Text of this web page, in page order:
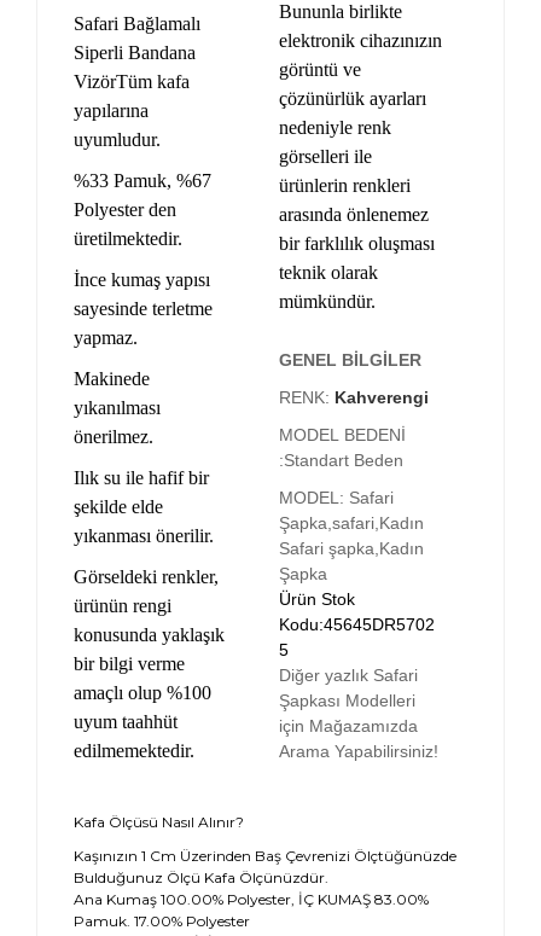
Safari Bağlamalı
Siperli Bandana
VizörTüm kafa
yapılarına
uyumludur.
%33 Pamuk, %67
Polyester den
üretilmektedir.
İnce kumaş yapısı
sayesinde terletme
yapmaz.
Makinede
yıkanılması
önerilmez.
Ilık su ile hafif bir
şekilde elde
yıkanması önerilir.
Görseldeki renkler,
ürünün rengi
konusunda yaklaşık
bir bilgi verme
amaçlı olup %100
uyum taahhüt
edilmemektedir.
Bununla birlikte
elektronik cihazınızın
görüntü ve
çözünürlük ayarları
nedeniyle renk
görselleri ile
ürünlerin renkleri
arasında önlenemez
bir farklılık oluşması
teknik olarak
mümkündür.
GENEL BİLGİLER
RENK: Kahverengi
MODEL BEDENİ
:Standart Beden
MODEL: Safari
Şapka,safari,Kadın
Safari şapka,Kadın
Şapka
Ürün Stok
Kodu:45645DR5702
5
Diğer yazlık Safari
Şapkası Modelleri
için Mağazamızda
Arama Yapabilirsiniz!
Kafa Ölçüsü Nasıl Alınır?
Kaşınızın 1 Cm Üzerinden Baş Çevrenizi Ölçtüğünüzde
Bulduğunuz Ölçü Kafa Ölçünüzdür.
Ana Kumaş 100.00% Polyester, İÇ KUMAŞ 83.00%
Pamuk. 17.00% Polyester